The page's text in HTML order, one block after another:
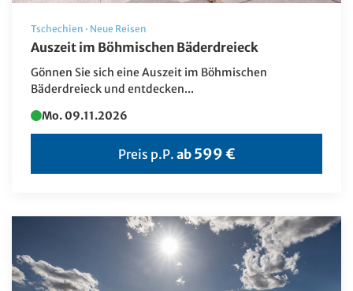
Schweiz
Simbabwe
Spanien
Tschechien
USA
Usbekistan
Tschechien · Neue Reisen
Auszeit im Böhmischen Bäderdreieck
Gönnen Sie sich eine Auszeit im Böhmischen
Bäderdreieck und entdecken...
Mo. 09.11.2026
Preis p.P. ab 599 €